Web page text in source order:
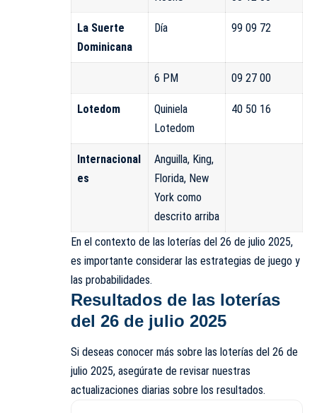
La Suerte
Dominicana
Día 99 09 72
6 PM 09 27 00
Lotedom
Quiniela
Lotedom
40 50 16
Internacional
es
Anguilla, King,
Florida, New
York como
descrito arriba
En el contexto de las loterías del 26 de julio 2025,
es importante considerar las estrategias de juego y
las probabilidades.
Resultados de las loterías
del 26 de julio 2025
Si deseas conocer más sobre las loterías del 26 de
julio 2025, asegúrate de revisar nuestras
actualizaciones diarias sobre los resultados.